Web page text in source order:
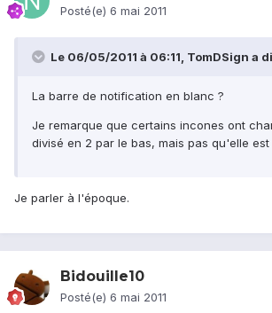
Posté(e) 6 mai 2011
Le 06/05/2011 à 06:11, TomDSign a
La barre de notification en blanc ?
Je remarque que certains incones ont
divisé en 2 par le bas, mais pas qu'elle est
Je parler à l'époque.
Bidouille10
Posté(e) 6 mai 2011